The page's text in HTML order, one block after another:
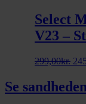
Select
V23 –
299,00kr. Den
var:
Se